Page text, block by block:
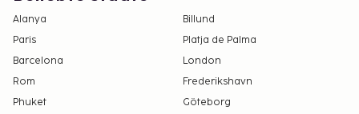
Alanya
Billund
Paris
Platja de Palma
Barcelona
London
Rom
Frederikshavn
Phuket
Göteborg